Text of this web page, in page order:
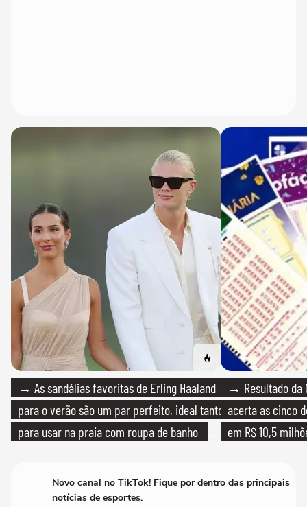
→ As sandálias favoritas de Erling Haaland
para o verão são um par perfeito, ideal tanto
para usar na praia com roupa de banho
→ Resultado da
acerta as cinco
em R$ 10,5
Novo canal no TikTok! Fique por dentro das principais
notícias de esportes.